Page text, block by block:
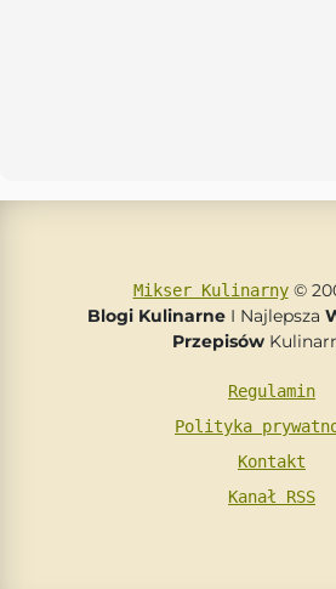
Mikser Kulinarny©
Blogi Kulinarne I Najlepsza
Przepisów
Regulamin
Polityka
Kontakt
Kanał RSS